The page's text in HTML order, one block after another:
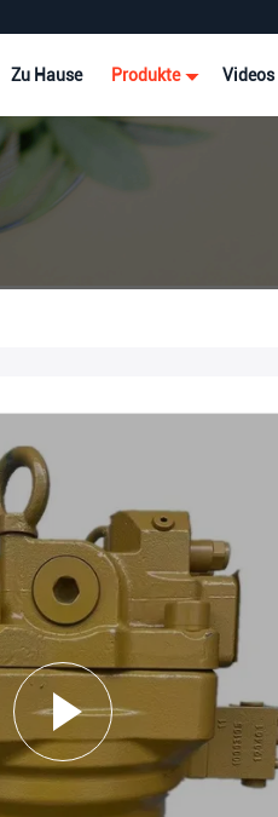
Zu Hause Produkte Videos